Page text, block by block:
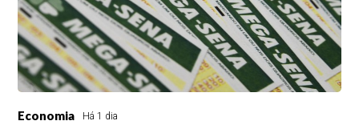
Economia Há 1 dia